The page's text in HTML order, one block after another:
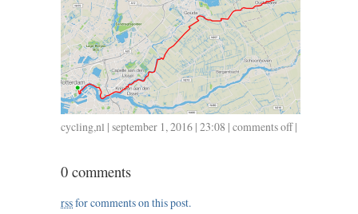
cycling,nl | september 1, 2016 | 23:08 | comments offon
|
0 comments
rssfor comments on this post.